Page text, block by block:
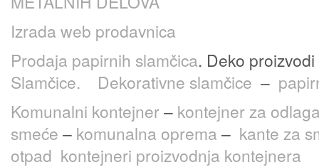
Izrada web prodavnica
Prodaja papirnih slamčica. Deko
Slamčice.
Dekorativne slamčice –
Komunalni kontejner– kontejner za
smeće – komunalna oprema – kante za
otpad kontejneri proizvodnja kontejnera